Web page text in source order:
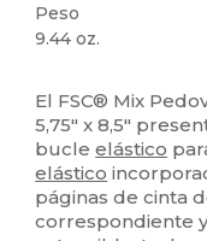
Peso
9.44 oz.
El FSC® Mix
5,75" x 8,5"
bucleelástico
elástico
páginas de cinta
correspondiente